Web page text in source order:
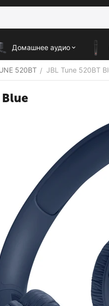
Домашнее аудио
520BT / JBL Tune 520BT